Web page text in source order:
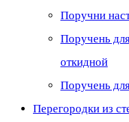
Поручни
Поручень
откидной
Поручень
Перегородки из